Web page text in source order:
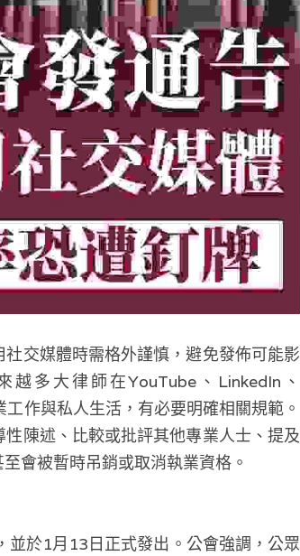
交媒體時需格外謹慎，避免發佈可能影
多大律師在YouTube、LinkedIn、
作與私人生活，有必要明確相關規範。
陳述、比較或批評其他專業人士、提及
會被暫時吊銷或取消執業資格。
於1月13日正式發出。公會強調，公眾